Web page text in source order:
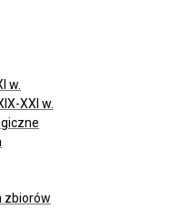
w.
XXI w.
zbiorów